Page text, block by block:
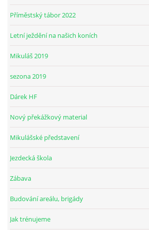
VELKÝ PÁTEK-18.4 KROUŽEK BUDE
PRAZDNINOVÝ KROUŽEK
Příměstský tábor 2022
Letní ježdění na našich koních
Mikuláš 2019
sezona 2019
Dárek HF
Nový překážkový material
Mikulášské představení
Jezdecká škola
Zábava
Budování areálu, brigády
Jak trénujeme